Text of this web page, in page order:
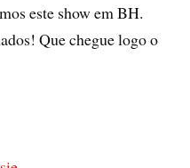
este show em BH.
Que chegue logo o